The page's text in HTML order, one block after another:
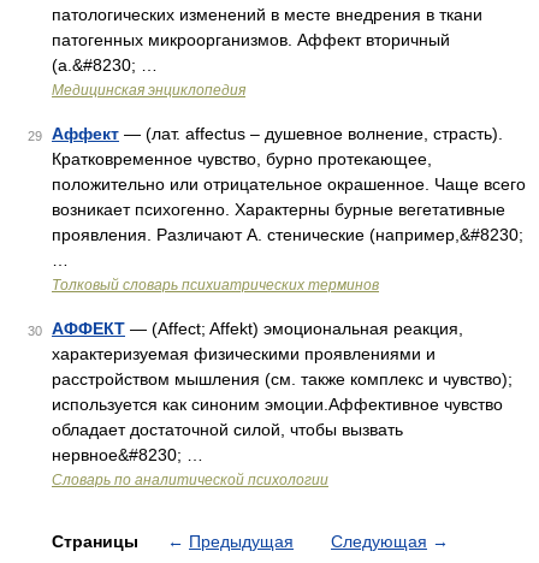
патологических изменений в месте внедрения в ткани
патогенных микроорганизмов. Аффект вторичный
(a.&#8230; …
Медицинская энциклопедия
29 Аффект — (лат. affectus – душевное волнение, страсть).
Кратковременное чувство, бурно протекающее,
положительно или отрицательное окрашенное. Чаще всего
возникает психогенно. Характерны бурные вегетативные
проявления. Различают А. стенические (например,&#8230;
Толковый словарь психиатрических терминов
30 АФФЕКТ — (Affect; Affekt) эмоциональная реакция,
характеризуемая физическими проявлениями и
расстройством мышления (см. также комплекс и чувство);
используется как синоним эмоции.Аффективное чувство
обладает достаточной силой, чтобы вызвать
нервное&#8230; …
Словарь по аналитической психологии
Страницы ← Предыдущая Следующая →